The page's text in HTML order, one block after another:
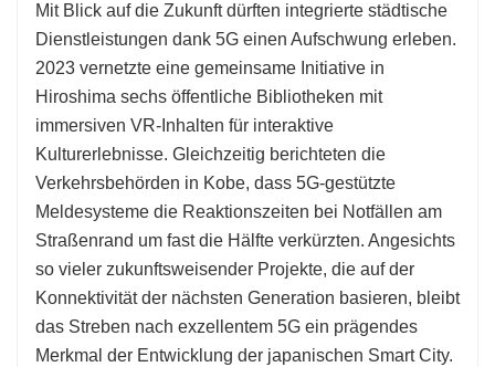
Mit Blick auf die Zukunft dürften integrierte städtische
Dienstleistungen dank 5G einen Aufschwung erleben.
2023 vernetzte eine gemeinsame Initiative in
Hiroshima sechs öffentliche Bibliotheken mit
immersiven VR-Inhalten für interaktive
Kulturerlebnisse. Gleichzeitig berichteten die
Verkehrsbehörden in Kobe, dass 5G-gestützte
Meldesysteme die Reaktionszeiten bei Notfällen am
Straßenrand um fast die Hälfte verkürzten. Angesichts
so vieler zukunftsweisender Projekte, die auf der
Konnektivität der nächsten Generation basieren, bleibt
das Streben nach exzellentem 5G ein prägendes
Merkmal der Entwicklung der japanischen Smart City.